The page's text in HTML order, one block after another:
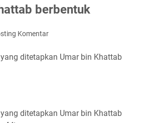
berbentuk
Komentar
ditetapkan Umar bin Khattab
ditetapkan Umar bin Khattab